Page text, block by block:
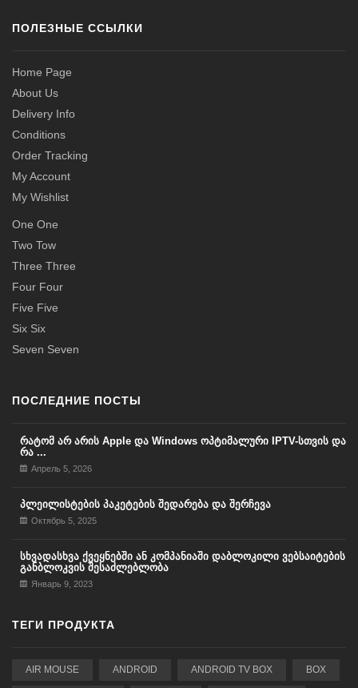
ПОЛЕЗНЫЕ ССЫЛКИ
Home Page
About Us
Delivery Info
Conditions
Order Tracking
My Account
My Wishlist
One One
Two Tow
Three Three
Four Four
Five Five
Six Six
Seven Seven
ПОСЛЕДНИЕ ПОСТЫ
რატომ არ არის Apple და Windows ოპტიმალური IPTV-სთვის და
რა ...
Апрель 5, 2026
პლეილისტების პაკეტების შედარება და შერჩევა
Октябрь 5, 2025
სხვადასხვა ქვეყნებში ან კომპანიაში დაბლოკილი ვებსაიტების
განბლოკვის შესაძლებლობა
Январь 9, 2023
ТЕГИ ПРОДУКТА
AIR MOUSE ANDROID ANDROID TV BOX BOX